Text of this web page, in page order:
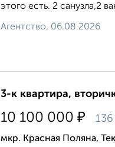
этого есть. 2 санузла,2
Агентство, 06.08.2026
3-к квартира,
10 100 000 ₽
мкр. Красная Поляна,